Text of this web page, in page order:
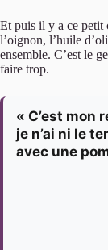
Et puis il y a ce petit
l’oignon, l’huile
ensemble. C’est le
faire trop.
« C’est mon
je n’ai ni le
avec une